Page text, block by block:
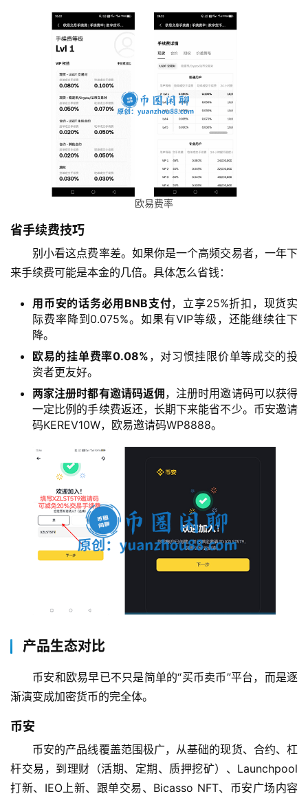
欧易费率
省手续费技巧
别小看这点费率差。如果你是一个高频交易者，一年下
来手续费可能是本金的几倍。具体怎么省钱：
用币安的话务必用BNB支付，立享25%折扣，现货实
际费率降到0.075%。如果有VIP等级，还能继续往下
降。
欧易的挂单费率0.08% ，对习惯挂限价单等成交的投
资者更友好。
两家注册时都有邀请码返佣，注册时用邀请码可以获得
一定比例的手续费返还，长期下来能省不少。币安邀请
码KEREV10W，欧易邀请码WP8888。
产品生态对比
币安和欧易早已不只是简单的“买币卖币”平台，而是逐
渐演变成加密货币的完全体。
币安
币安的产品线覆盖范围极广，从基础的现货、合约、杠
杆交易，到理财（活期、定期、质押挖矿）、Launchpool
打新、IEO上新、跟单交易、Bicasso NFT、币安广场内容